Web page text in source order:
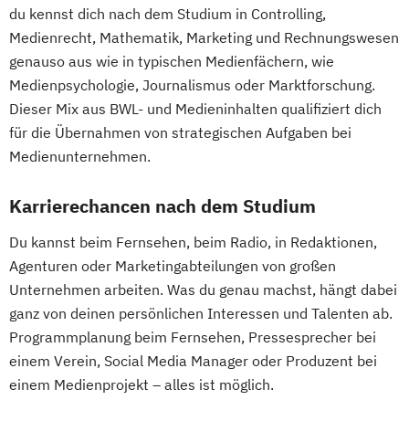
du kennst dich nach dem Studium in Controlling,
Medienrecht, Mathematik, Marketing und Rechnungswesen
genauso aus wie in typischen Medienfächern, wie
Medienpsychologie, Journalismus oder Marktforschung.
Dieser Mix aus BWL- und Medieninhalten qualifiziert dich
für die Übernahmen von strategischen Aufgaben bei
Medienunternehmen.
Karrierechancen nach dem Studium
Du kannst beim Fernsehen, beim Radio, in Redaktionen,
Agenturen oder Marketingabteilungen von großen
Unternehmen arbeiten. Was du genau machst, hängt dabei
ganz von deinen persönlichen Interessen und Talenten ab.
Programmplanung beim Fernsehen, Pressesprecher bei
einem Verein, Social Media Manager oder Produzent bei
einem Medienprojekt – alles ist möglich.